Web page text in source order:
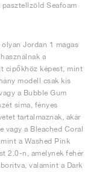
Seafoam
Jordan 1 magas
a
cipőkhöz képest, mint
modell csak kis
a Bubble Gum
sima, fényes
tartalmaznak, akár
vagy a Bleached Coral
a Washed Pink
2.0-n, amelynek fehér
valamint a Dark